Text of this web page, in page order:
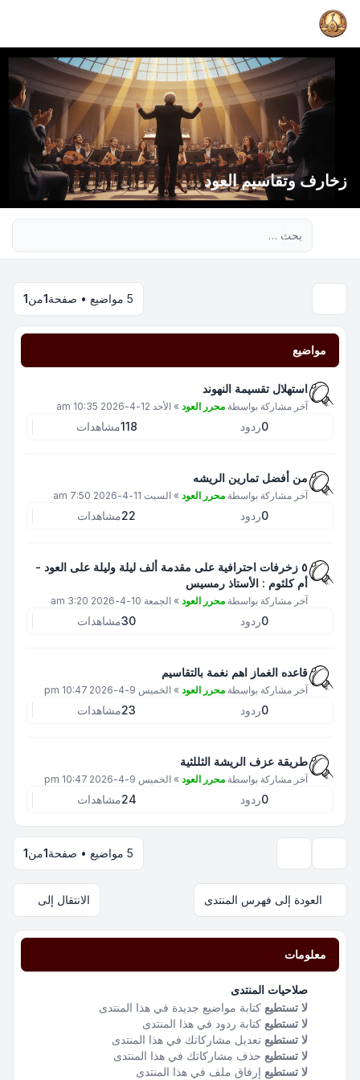
زخارف وتقاسيم العود
5 مواضيع • صفحة 1من1
مواضيع
استهلال تقسيمة النهوند
آخر مشاركة بواسطة محرر العود » الأحد 12-4-2026 10:35 am
0ردود 118مشاهدات
من أفضل تمارين الريشه
آخر مشاركة بواسطة محرر العود » السبت 11-4-2026 7:50 am
0ردود 22مشاهدات
٥ زخرفات احترافية على مقدمة ألف ليلة وليلة على العود -
أم كلثوم : الأستاذ رمسيس
آخر مشاركة بواسطة محرر العود » الجمعة 10-4-2026 3:20 am
0ردود 30مشاهدات
قاعده الغماز اهم نغمة بالتقاسيم
آخر مشاركة بواسطة محرر العود » الخميس 9-4-2026 10:47 pm
0ردود 23مشاهدات
طريقة عزف الريشة الثللثية
آخر مشاركة بواسطة محرر العود » الخميس 9-4-2026 10:47 pm
0ردود 24مشاهدات
5 مواضيع • صفحة 1من1
العودة إلى فهرس المنتدى الانتقال إلى
معلومات
صلاحيات المنتدى
لا تستطيع كتابة مواضيع جديدة في هذا المنتدى
لا تستطيع كتابة ردود في هذا المنتدى
لا تستطيع تعديل مشاركاتك في هذا المنتدى
لا تستطيع حذف مشاركاتك في هذا المنتدى
لا تستطيع إرفاق ملف في هذا المنتدى